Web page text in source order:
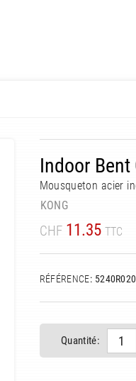
Indoor Bent
Mousqueton acier
KONG
CHF 11.35 TTC
RÉFÉRENCE:
Quantité: